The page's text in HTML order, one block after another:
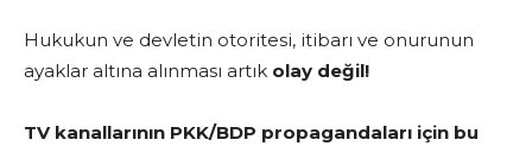
Hukukun ve devletin otoritesi, itibarı ve onurunun
ayaklar altına alınması artık olay değil!
TV kanallarının PKK/BDP propagandaları için bu